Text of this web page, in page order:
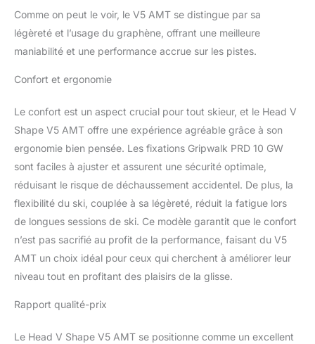
Comme on peut le voir, le V5 AMT se distingue par sa
légèreté et l’usage du graphène, offrant une meilleure
maniabilité et une performance accrue sur les pistes.
Confort et ergonomie
Le confort est un aspect crucial pour tout skieur, et le Head V
Shape V5 AMT offre une expérience agréable grâce à son
ergonomie bien pensée. Les fixations Gripwalk PRD 10 GW
sont faciles à ajuster et assurent une sécurité optimale,
réduisant le risque de déchaussement accidentel. De plus, la
flexibilité du ski, couplée à sa légèreté, réduit la fatigue lors
de longues sessions de ski. Ce modèle garantit que le confort
n’est pas sacrifié au profit de la performance, faisant du V5
AMT un choix idéal pour ceux qui cherchent à améliorer leur
niveau tout en profitant des plaisirs de la glisse.
Rapport qualité-prix
Le Head V Shape V5 AMT se positionne comme un excellent